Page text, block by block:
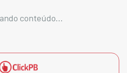
conteúdo...